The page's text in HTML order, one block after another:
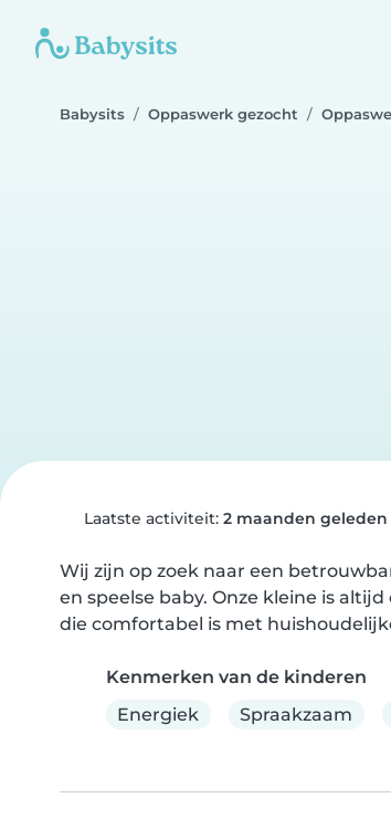
Babysits Oppaswerk gezocht
Laatste activiteit: 2 maanden geleden
Wij zijn op zoek naar een
en speelse baby. Onze kleine is
die comfortabel is met
Kenmerken van de kinderen
Energiek
Spraakzaam